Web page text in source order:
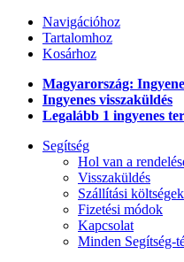
Navigációhoz
Tartalomhoz
Kosárhoz
Magyarország:
Ingyenes visszaküldés
Legalább 1 ingyenes
Segítség
Hol van a
Visszaküldés
Szállítási költségek
Fizetési módok
Kapcsolat
Minden Segítség-